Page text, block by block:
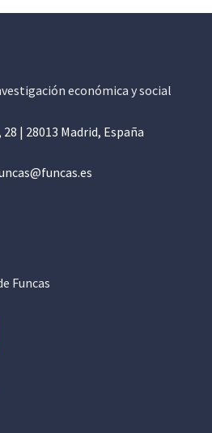
económica y social
| 28013 Madrid, España
Funcas